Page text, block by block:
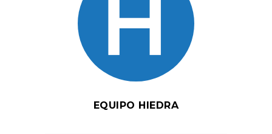
EQUIPO HIEDRA